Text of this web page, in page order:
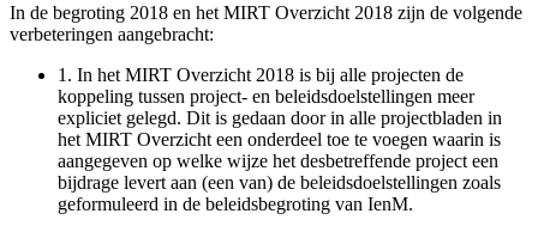
In de begroting 2018 en het MIRT Overzicht 2018 zijn de volgende
verbeteringen aangebracht:
1. In het MIRT Overzicht 2018 is bij alle projecten de
koppeling tussen project- en beleidsdoelstellingen meer
expliciet gelegd. Dit is gedaan door in alle projectbladen in
het MIRT Overzicht een onderdeel toe te voegen waarin is
aangegeven op welke wijze het desbetreffende project een
bijdrage levert aan (een van) de beleidsdoelstellingen zoals
geformuleerd in de beleidsbegroting van IenM.